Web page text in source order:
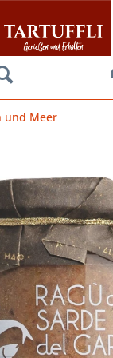
und Meer